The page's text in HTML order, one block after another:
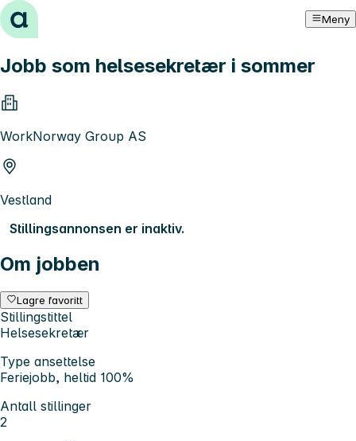
Hopp til innhold Meny
Jobb som helsesekretær i sommer
WorkNorway Group AS
Vestland
Stillingsannonsen er inaktiv.
Om jobben
Lagre favoritt
Stillingstittel
Helsesekretær
Type ansettelse
Feriejobb, heltid 100%
Antall stillinger
2